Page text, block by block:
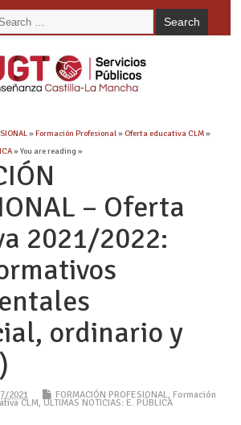
»Formación Profesional» Oferta educativa CLM»
» You are reading »
– Oferta
2021/2022:
ordinario y
2021 FORMACIÓN PROFESIONAL, Formación
CLM,ÚLTIMAS NOTICIAS: E. PÚBLICA